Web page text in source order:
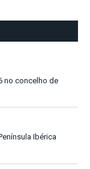
no concelho de
Ibérica